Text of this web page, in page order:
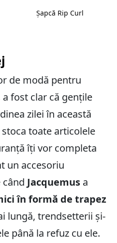
Șapcă Rip Curl
de modă pentru
fost clar că gențile
zilei în această
toate articolele
îți vor completa
un accesoriu
Jacquemus a
în formă de trapez
lungă, trendsetterii și-
până la refuz cu ele.